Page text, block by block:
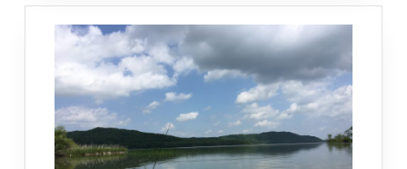
マ
ネ
ジ
メ
ン
ト
の